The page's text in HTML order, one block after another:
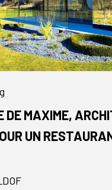
DE MAXIME,
UN